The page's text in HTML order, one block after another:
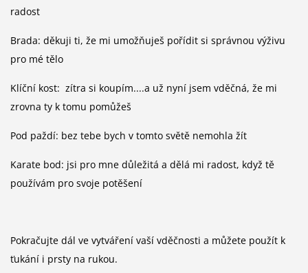
radost
Brada: děkuji ti, že mi umožňuješ pořídit si správnou výživu
pro mé tělo
Klíční kost: zítra si koupím....a už nyní jsem vděčná, že mi
zrovna ty k tomu pomůžeš
Pod paždí: bez tebe bych v tomto světě nemohla žít
Karate bod: jsi pro mne důležitá a dělá mi radost, když tě
používám pro svoje potěšení
Pokračujte dál ve vytváření vaší vděčnosti a můžete použít k
ťukání i prsty na rukou.